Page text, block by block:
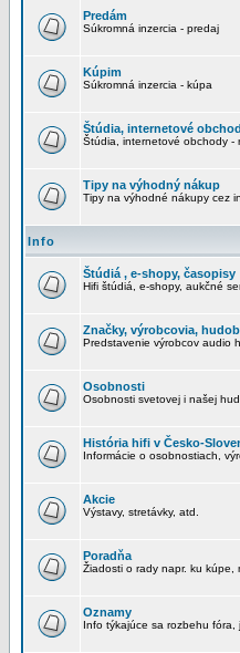
Predám
Súkromná inzercia - predaj
Kúpim
Súkromná inzercia - kúpa
Štúdia, internetové
Štúdia, internetové obchody -
Tipy na výhodný nákup
Tipy na výhodné nákupy cez
Info
Štúdiá , e-shopy, časopisy
Hifi štúdiá, e-shopy, aukčné
Značky, výrobcovia,
Predstavenie výrobcov audio
Osobnosti
Osobnosti svetovej i našej
História hifi v Česko-
Informácie o osobnostiach,
Akcie
Výstavy, stretávky, atd.
Poradňa
Žiadosti o rady napr. ku kúpe,
Oznamy
Info týkajúce sa rozbehu